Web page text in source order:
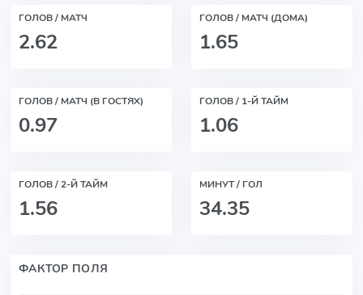
ГОЛОВ / МАТЧ
2.62
ГОЛОВ / МАТЧ (ДОМА)
1.65
ГОЛОВ / МАТЧ (В ГОСТЯХ)
0.97
ГОЛОВ / 1-Й ТАЙМ
1.06
ГОЛОВ / 2-Й ТАЙМ
1.56
МИНУТ / ГОЛ
34.35
ФАКТОР ПОЛЯ